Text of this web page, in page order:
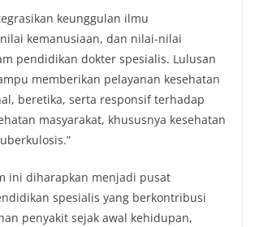
keunggulan ilmu
kemanusiaan, dan nilai-nilai
pendidikan dokter spesialis. Lulusan
memberikan pelayanan kesehatan
beretika, serta responsif terhadap
masyarakat, khususnya kesehatan
ini diharapkan menjadi pusat
spesialis yang berkontribusi
penyakit sejak awal kehidupan,